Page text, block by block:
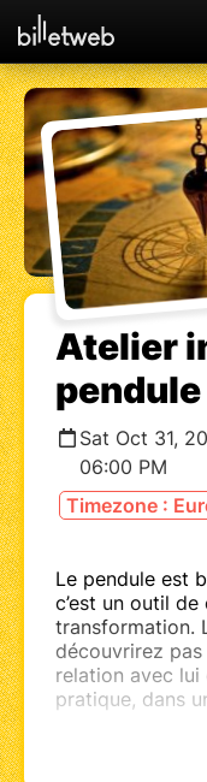
Atelier
Sat Oct 31,
06:00 PM
Timezone :
Le pendule est
c’est un outil
transformation.
découvrirez
relation avec
pratique, dans